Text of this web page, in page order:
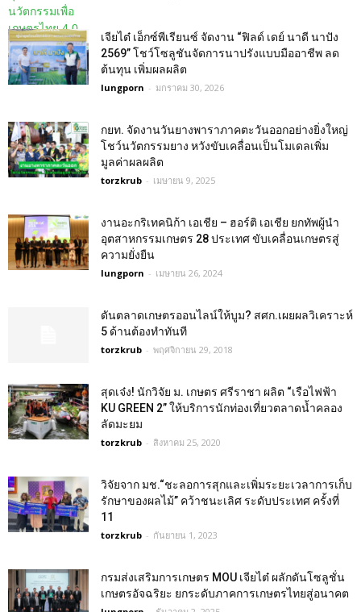
เจียไต๋ เอ็กซ์พีเรียนซ์ จัดงาน “ฟิลด์ เดย์ นาดี นาปัง
2569” โชว์โซลูชันจัดการนาปรังแบบมืออาชีพ ลด
ต้นทุน เพิ่มผลผลิต
lungporn - มกราคม 30, 2026
กยท. จัดงานวันยางพาราภาคตะวันออกอย่างยิ่งใหญ่
โชว์นวัตกรรมยาง หวังขับเคลื่อนเป็นโมเดลเพิ่ม
มูลค่าผลผลิต
torzkrub - เมษายน 9, 2025
งานอะกริเทคนิก้า เอเชีย – ฮอร์ติ เอเชีย ยกทัพผู้นำ
อุตสาหกรรมเกษตร 28 ประเทศ ขับเคลื่อนเกษตรสู่
ความยั่งยืน
lungporn - เมษายน 26, 2024
ดันตลาดเกษตรออนไลน์ให้บูม? สศก.เผยผลวิเคราะห์
5 ด้านต้องทำทันที
torzkrub - พฤศจิกายน 29, 2018
สุดเจ๋ง! นักวิจัย ม. เกษตร ศรีราชา ผลิต “เรือไฟฟ้า
KU GREEN 2” ให้บริการนักท่องเที่ยวตลาดน้ำคลอง
ลัดมะยม
torzkrub - สิงหาคม 25, 2020
วิจัยจาก มช.“ชะลอการสุกและเพิ่มระยะเวลาการเก็บ
รักษาของผลไม้” คว้าชนะเลิศ ระดับประเทศ ครั้งที่
11
torzkrub - กันยายน 1, 2023
กรมส่งเสริมการเกษตร MOU เจียไต๋ ผลักดันโซลูชั่น
เกษตรอัจฉริยะ ยกระดับภาคการเกษตรไทยสู่อนาคต